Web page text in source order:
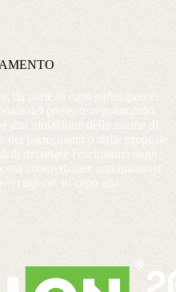
da parte di ogni partecipante,
del presente regolamento.
violazione delle norme di
dei partecipanti o dalle proposte
di decretare l'esclusione degli
concretizzare una qualsiasi
o ragione, in capo alla